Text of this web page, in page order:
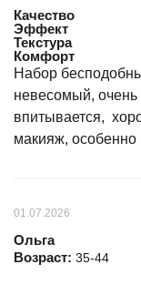
Качество
Эффект
Текстура
Комфорт
Набор
невесомый,
впитывается,
макияж, особенно
01.07.2026
Ольга
Возраст: 35-44